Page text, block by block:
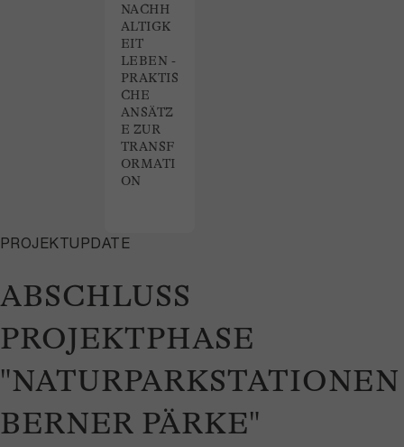
ABSCHLUSS
PROJEKTPHASE
"NATURPARKSTATIONEN
BERNER PÄRKE"
PROJEKTUPDATE
NACHH
ALTIGK
EIT
LEBEN -
PRAKTIS
CHE
ANSÄTZ
E ZUR
TRANSF
ORMATI
ON